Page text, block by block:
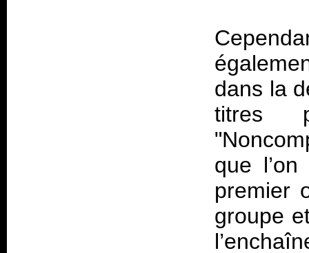
dans la
titres
que
premier
groupe